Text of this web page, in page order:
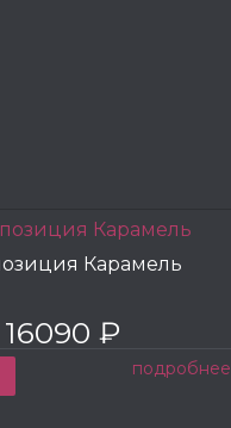
Карамель
16090 ₽
подробнее